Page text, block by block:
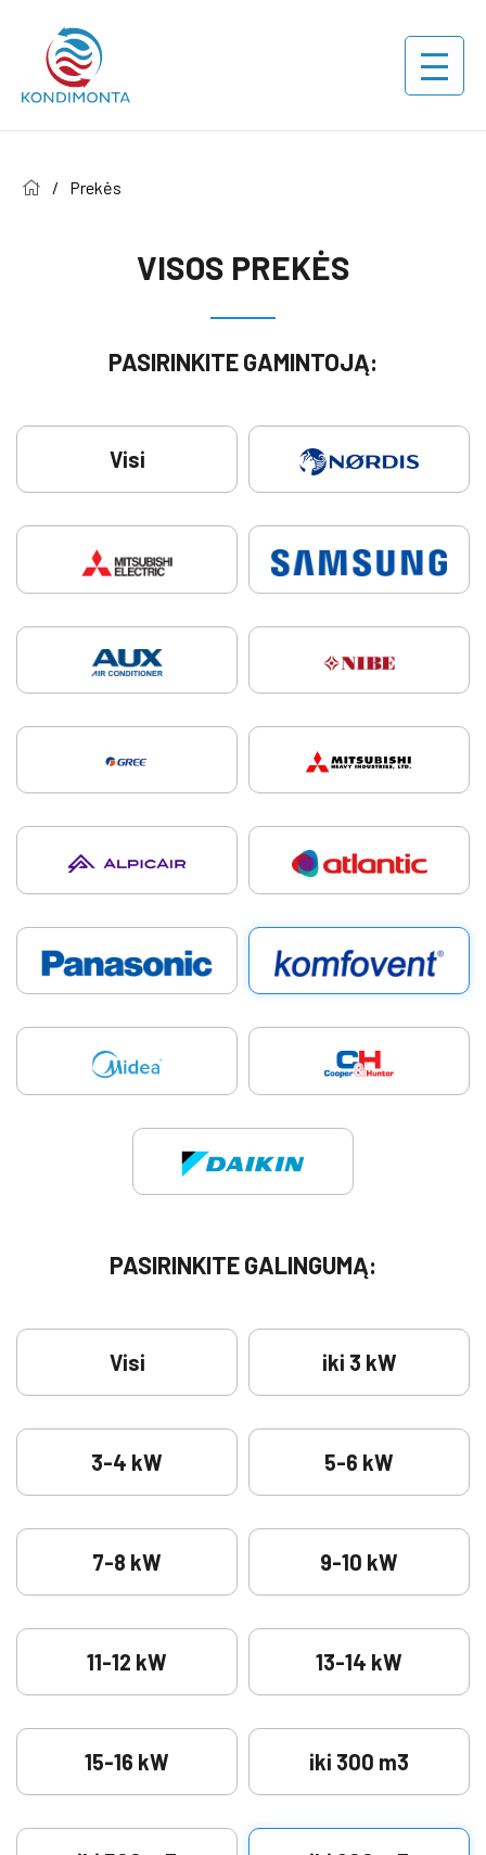
/ Prekės
VISOS PREKĖS
PASIRINKITE GAMINTOJĄ:
Visi
PASIRINKITE GALINGUMĄ:
Visi iki 3 kW
3-4 kW 5-6 kW
7-8 kW 9-10 kW
11-12 kW 13-14 kW
15-16 kW iki 300 m3